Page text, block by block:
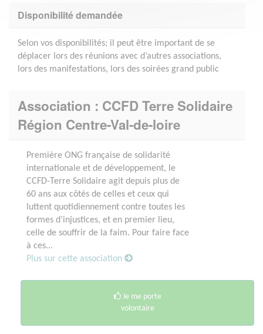
Disponibilité demandée
Selon vos disponibilités; il peut être important de se
déplacer lors des réunions avec d’autres associations,
lors des manifestations, lors des soirées grand public
Association : CCFD Terre Solidaire
Région Centre-Val-de-loire
Première ONG française de solidarité
internationale et de développement, le
CCFD-Terre Solidaire agit depuis plus de
60 ans aux côtés de celles et ceux qui
luttent quotidiennement contre toutes les
formes d’injustices, et en premier lieu,
celle de souffrir de la faim. Pour faire face
à ces...
Plus sur cette association
Je me porte
volontaire